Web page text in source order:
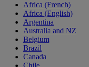
Africa (French)
Africa (English)
Argentina
Australia and NZ
Belgium
Brazil
Canada